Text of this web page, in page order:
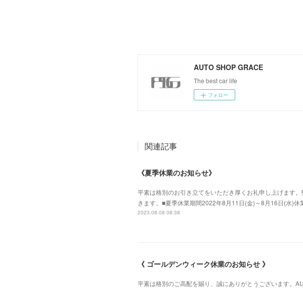
AUTO SHOP GRACE
The best car life
フォロー
関連記事
《夏季休業のお知らせ》
平素は格別のお引き立てをいただき厚くお礼申し上げます
きます。■夏季休業期間2022年8月11日(金)～8月16日(水)
2023.08.08 08:38
《 ゴールデンウィーク休業のお知らせ 》
平素は格別のご高配を賜り、誠にありがとうございます。